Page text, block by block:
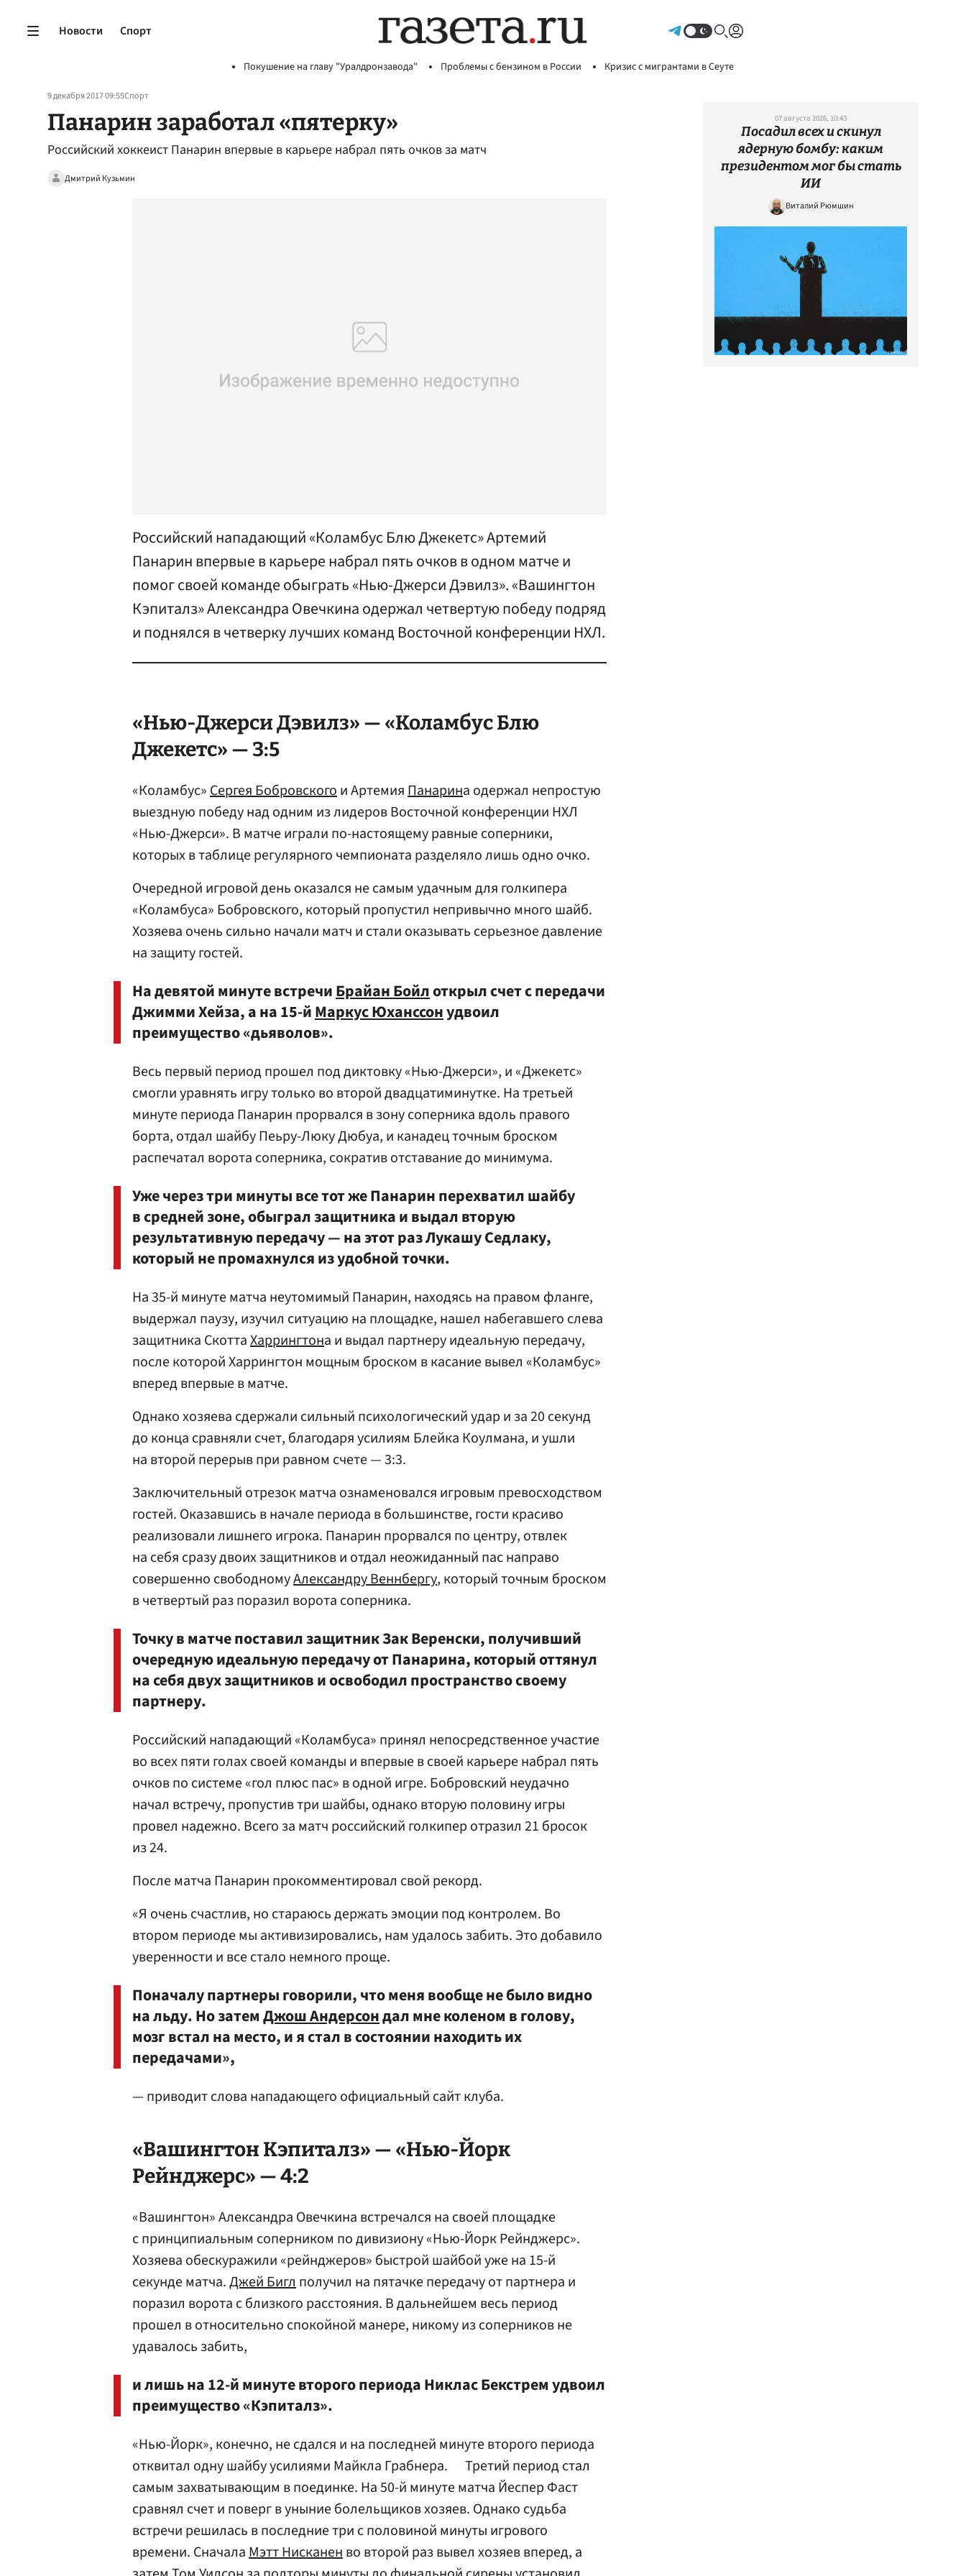
Новости Спорт
Покушение на главу "Уралдронзавода" Проблемы с бензином в России Кризис с мигрантами в Сеуте
9 декабря 2017 09:55Спорт
Панарин заработал «пятерку»
Российский хоккеист Панарин впервые в карьере набрал пять очков за матч
Дмитрий Кузьмин
Российский нападающий «Коламбус Блю Джекетс» Артемий
Панарин впервые в карьере набрал пять очков в одном матче и
помог своей команде обыграть «Нью-Джерси Дэвилз». «Вашингтон
Кэпиталз» Александра Овечкина одержал четвертую победу подряд
и поднялся в четверку лучших команд Восточной конференции НХЛ.
«Нью-Джерси Дэвилз» — «Коламбус Блю
Джекетс» — 3:5
«Коламбус»Сергея Бобровскогои АртемияПанарина одержал непростую
выездную победу над одним из лидеров Восточной конференции НХЛ
«Нью-Джерси». В матче играли по-настоящему равные соперники,
которых в таблице регулярного чемпионата разделяло лишь одно очко.
Очередной игровой день оказался не самым удачным для голкипера
«Коламбуса» Бобровского, который пропустил непривычно много шайб.
Хозяева очень сильно начали матч и стали оказывать серьезное давление
на защиту гостей.
На девятой минуте встречиБрайан Бойлоткрыл счет с передачи
Джимми Хейза, а на 15-йМаркус Юханссонудвоил
преимущество «дьяволов».
Весь первый период прошел под диктовку «Нью-Джерси», и «Джекетс»
смогли уравнять игру только во второй двадцатиминутке. На третьей
минуте периода Панарин прорвался в зону соперника вдоль правого
борта, отдал шайбу Пеьру-Люку Дюбуа, и канадец точным броском
распечатал ворота соперника, сократив отставание до минимума.
Уже через три минуты все тот же Панарин перехватил шайбу
в средней зоне, обыграл защитника и выдал вторую
результативную передачу — на этот раз Лукашу Седлаку,
который не промахнулся из удобной точки.
На 35-й минуте матча неутомимый Панарин, находясь на правом фланге,
выдержал паузу, изучил ситуацию на площадке, нашел набегавшего слева
защитника СкоттаХаррингтона и выдал партнеру идеальную передачу,
после которой Харрингтон мощным броском в касание вывел «Коламбус»
вперед впервые в матче.
Однако хозяева сдержали сильный психологический удар и за 20 секунд
до конца сравняли счет, благодаря усилиям Блейка Коулмана, и ушли
на второй перерыв при равном счете — 3:3.
Заключительный отрезок матча ознаменовался игровым превосходством
гостей. Оказавшись в начале периода в большинстве, гости красиво
реализовали лишнего игрока. Панарин прорвался по центру, отвлек
на себя сразу двоих защитников и отдал неожиданный пас направо
совершенно свободномуАлександру Веннбергу, который точным броском
в четвертый раз поразил ворота соперника.
Точку в матче поставил защитник Зак Веренски, получивший
очередную идеальную передачу от Панарина, который оттянул
на себя двух защитников и освободил пространство своему
партнеру.
Российский нападающий «Коламбуса» принял непосредственное участие
во всех пяти голах своей команды и впервые в своей карьере набрал пять
очков по системе «гол плюс пас» в одной игре. Бобровский неудачно
начал встречу, пропустив три шайбы, однако вторую половину игры
провел надежно. Всего за матч российский голкипер отразил 21 бросок
из 24.
После матча Панарин прокомментировал свой рекорд.
«Я очень счастлив, но стараюсь держать эмоции под контролем. Во
втором периоде мы активизировались, нам удалось забить. Это добавило
уверенности и все стало немного проще.
Поначалу партнеры говорили, что меня вообще не было видно
на льду. Но затемДжош Андерсондал мне коленом в голову,
мозг встал на место, и я стал в состоянии находить их
передачами»,
— приводит слова нападающего официальный сайт клуба.
«Вашингтон Кэпиталз» — «Нью-Йорк
Рейнджерс» — 4:2
«Вашингтон» Александра Овечкина встречался на своей площадке
с принципиальным соперником по дивизиону «Нью-Йорк Рейнджерс».
Хозяева обескуражили «рейнджеров» быстрой шайбой уже на 15-й
секунде матча.Джей Биглполучил на пятачке передачу от партнера и
поразил ворота с близкого расстояния. В дальнейшем весь период
прошел в относительно спокойной манере, никому из соперников не
удавалось забить,
и лишь на 12-й минуте второго периода Никлас Бекстрем удвоил
преимущество «Кэпиталз».
«Нью-Йорк», конечно, не сдался и на последней минуте второго периода
отквитал одну шайбу усилиями Майкла Грабнера. Третий период стал
самым захватывающим в поединке. На 50-й минуте матча Йеспер Фаст
сравнял счет и поверг в уныние болельщиков хозяев. Однако судьба
встречи решилась в последние три с половиной минуты игрового
времени. СначалаМэтт Нисканенво второй раз вывел хозяев вперед, а
07 августа 2026, 10:43
Посадил всех и скинул
ядерную бомбу: каким
президентом мог бы стать
ИИ
Виталий Рюмшин